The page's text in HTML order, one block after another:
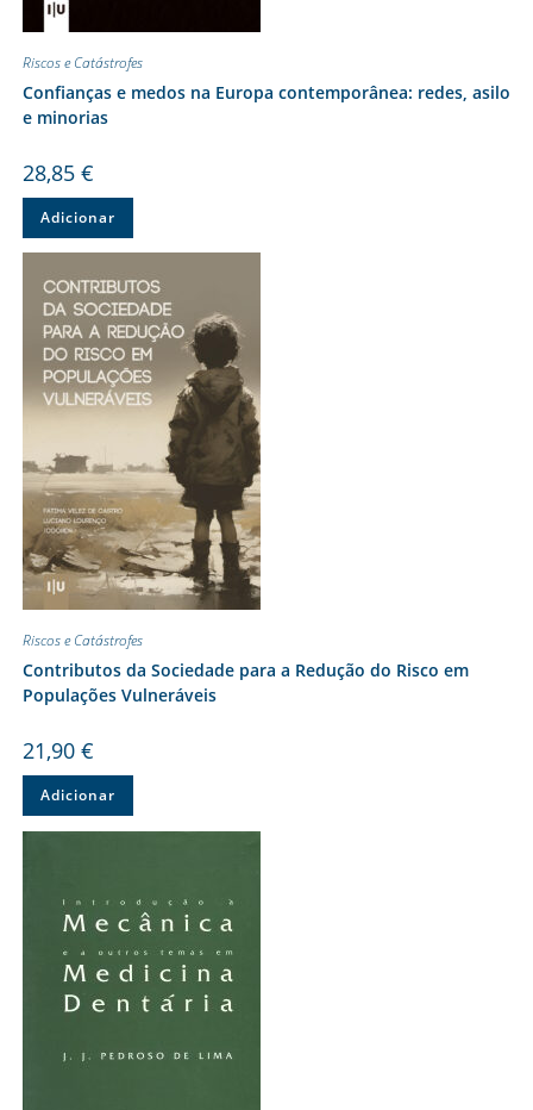
Riscos e Catástrofes
Confianças e medos na Europa contemporânea: redes, asilo
e minorias
28,85 €
Adicionar
Riscos e Catástrofes
Contributos da Sociedade para a Redução do Risco em
Populações Vulneráveis
21,90 €
Adicionar